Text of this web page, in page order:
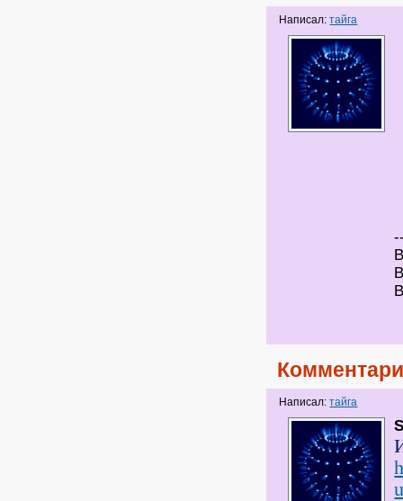
Написал:тайга
Написал:тайга